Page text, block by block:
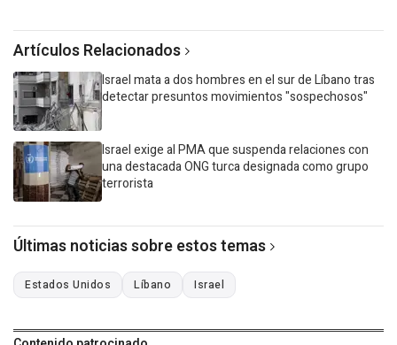
Artículos Relacionados
Israel mata a dos hombres en el sur de Líbano tras
detectar presuntos movimientos "sospechosos"
Israel exige al PMA que suspenda relaciones con
una destacada ONG turca designada como grupo
terrorista
Últimas noticias sobre estos temas
Estados Unidos Líbano Israel